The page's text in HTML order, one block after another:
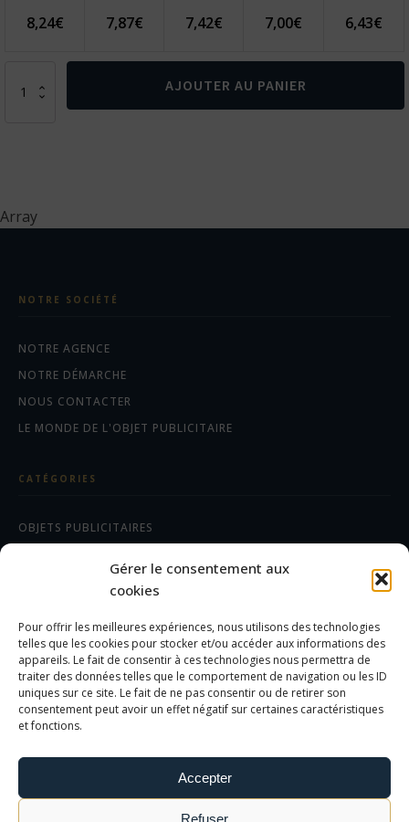
Gérer le consentement aux
cookies
Pour offrir les meilleures expériences, nous utilisons des technologies
telles que les cookies pour stocker et/ou accéder aux informations des
appareils. Le fait de consentir à ces technologies nous permettra de
traiter des données telles que le comportement de navigation ou les ID
uniques sur ce site. Le fait de ne pas consentir ou de retirer son
consentement peut avoir un effet négatif sur certaines caractéristiques
et fonctions.
Accepter
Refuser
8,24€ 7,87€ 7,42€ 7,00€ 6,43€
AJOUTER AU PANIER
Array
NOTRE SOCIÉTÉ
NOTRE AGENCE
NOTRE DÉMARCHE
NOUS CONTACTER
LE MONDE DE L'OBJET PUBLICITAIRE
CATÉGORIES
OBJETS PUBLICITAIRES
AIDE/FAQ
LES DIFFÉRENTS MARQUAGES
FOIRE AUX QUESTIONS
INFORMATIONS LÉGALES
MENTIONS LÉGALES